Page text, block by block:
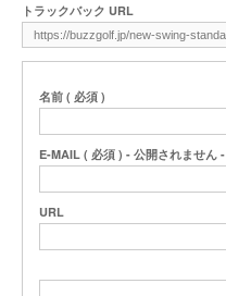
トラックバック URL
名前 ( 必須 )
E-MAIL ( 必須 ) - 公開されません -
URL